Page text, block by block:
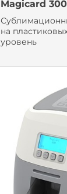
Magicard 300
на
уровень